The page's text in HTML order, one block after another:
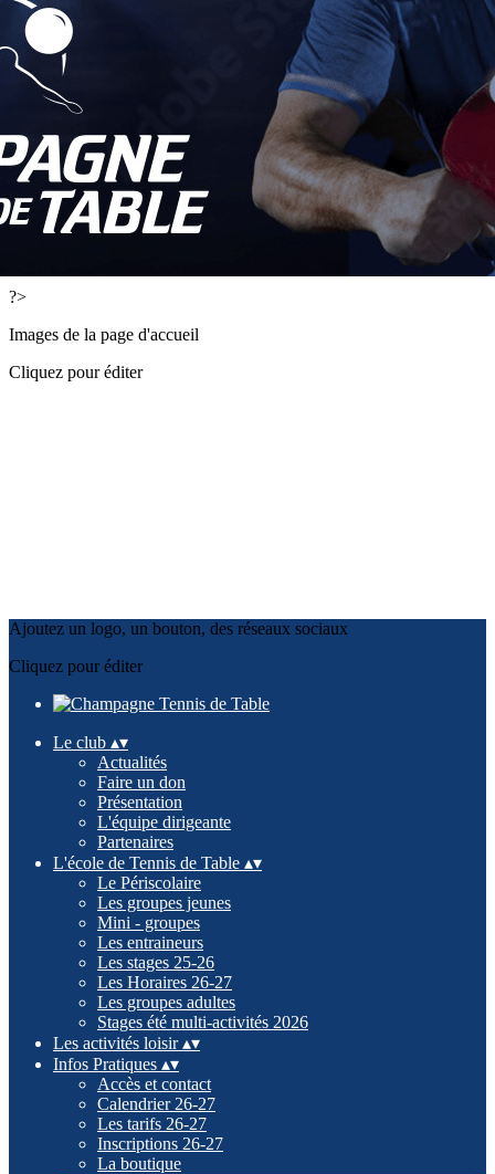
Exporter les lignes sélectionnées
Exporter toutes les colonnes
Exporter uniquement les colonnes affichées
Menu
>
Actualités
Faire un don
Présentation
L'équipe dirigeante
?>
Images de la page d'accueil
Cliquez pour éditer
Ajoutez un logo, un bouton, des réseaux sociaux
Cliquez pour éditer
Le club ▴▾
Actualités
Faire un don
Présentation
L'équipe dirigeante
Partenaires
L'école de Tennis de Table ▴▾
Le Périscolaire
Les groupes jeunes
Mini - groupes
Les entraineurs
Les stages 25-26
Les Horaires 26-27
Les groupes adultes
Stages été multi-activités 2026
Les activités loisir▴▾
Infos Pratiques ▴▾
Accès et contact
Calendrier 26-27
Les tarifs 26-27
Inscriptions 26-27
La boutique